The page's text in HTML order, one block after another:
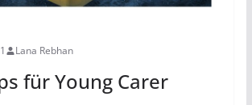
Lana Rebhan
für Young Carer